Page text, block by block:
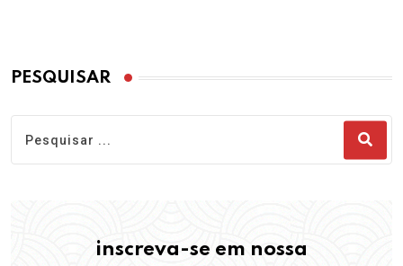
PESQUISAR
inscreva-se em nossa